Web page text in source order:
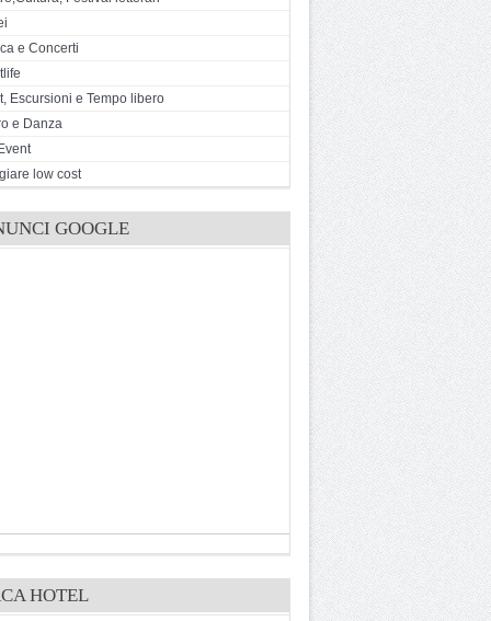
e Concerti
Escursioni e Tempo libero
e Danza
low cost
GOOGLE
HOTEL